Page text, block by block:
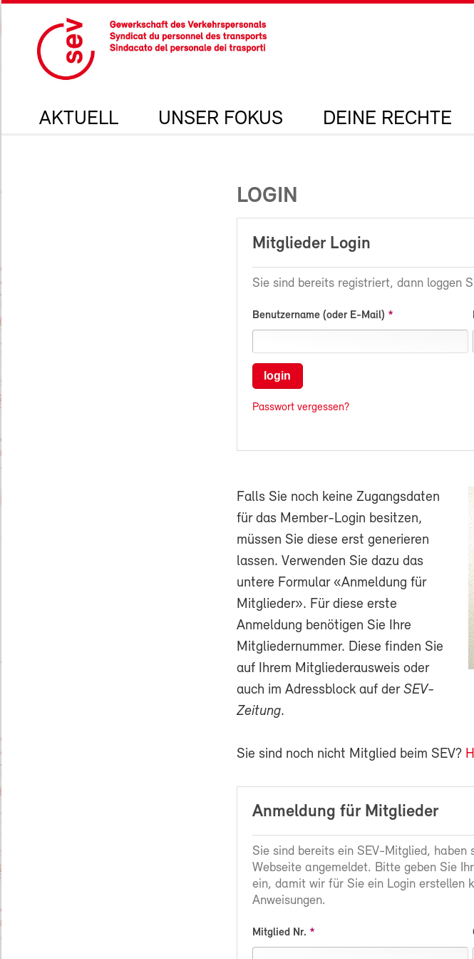
AKTUELL UNSER FOKUS DEINE RECHTE
LOGIN
Mitglieder Login
Sie sind bereits registriert, dann loggen
Benutzername (oder E-Mail)
login
Passwort vergessen?
Falls Sie noch keine Zugangsdaten
für das Member-Login besitzen,
müssen Sie diese erst generieren
lassen. Verwenden Sie dazu das
untere Formular «Anmeldung für
Mitglieder». Für diese erste
Anmeldung benötigen Sie Ihre
Mitgliedernummer. Diese finden Sie
auf Ihrem Mitgliederausweis oder
auch im Adressblock auf der SEV-
Zeitung.
Sie sind noch nicht Mitglied beim SEV?
Anmeldung für Mitglieder
Sie sind bereits ein SEV-Mitglied,
Webseite angemeldet. Bitte geben Sie
ein, damit wir für Sie ein Login erstellen
Anweisungen.
Mitglied Nr.